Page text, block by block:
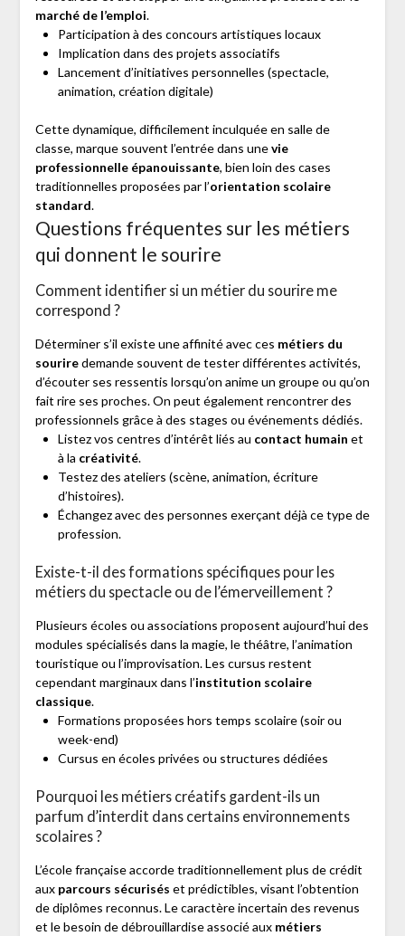
marché de l’emploi.
Participation à des concours artistiques locaux
Implication dans des projets associatifs
Lancement d’initiatives personnelles (spectacle,
animation, création digitale)
Cette dynamique, difficilement inculquée en salle de
classe, marque souvent l’entrée dans unevie
professionnelle épanouissante, bien loin des cases
traditionnelles proposées par l’orientation scolaire
standard.
Questions fréquentes sur les métiers
qui donnent le sourire
Comment identifier si un métier du sourire me
correspond ?
Déterminer s’il existe une affinité avec ces métiers du
souriredemande souvent de tester différentes activités,
d’écouter ses ressentis lorsqu’on anime un groupe ou qu’on
fait rire ses proches. On peut également rencontrer des
professionnels grâce à des stages ou événements dédiés.
Listez vos centres d’intérêt liés au contact humain et
à la créativité.
Testez des ateliers (scène, animation, écriture
d’histoires).
Échangez avec des personnes exerçant déjà ce type de
profession.
Existe-t-il des formations spécifiques pour les
métiers du spectacle ou de l’émerveillement ?
Plusieurs écoles ou associations proposent aujourd’hui des
modules spécialisés dans la magie, le théâtre, l’animation
touristique ou l’improvisation. Les cursus restent
cependant marginaux dans l’institution scolaire
classique.
Formations proposées hors temps scolaire (soir ou
week-end)
Cursus en écoles privées ou structures dédiées
Pourquoi les métiers créatifs gardent-ils un
parfum d’interdit dans certains environnements
scolaires ?
L’école française accorde traditionnellement plus de crédit
aux parcours sécurisés et prédictibles, visant l’obtention
de diplômes reconnus. Le caractère incertain des revenus
et le besoin de débrouillardise associé aux métiers